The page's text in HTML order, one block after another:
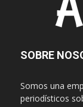
SOBRE
Somos una
periodísticos